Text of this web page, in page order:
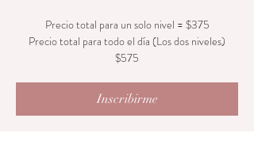
Precio total para un solo nivel = $375
Precio total para todo el día (Los dos niveles)
$575
Inscribirme